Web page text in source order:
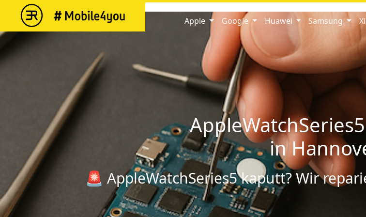
string(17) "AppleWatchSeries5"
Apple
Google Huawei Samsung
in
🚨 AppleWatchSeries5 kaputt? Wir